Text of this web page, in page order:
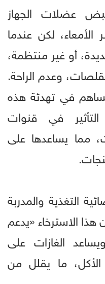
عضلات الجهاز
لكن عندما
أو غير منتظمة،
وعدم الراحة.
يُساهم في تهدئة هذه
في قنوات
مما يساعدها على
التغذية والمدربة
الاسترخاء «يدعم
الغازات على
ما يقلل من